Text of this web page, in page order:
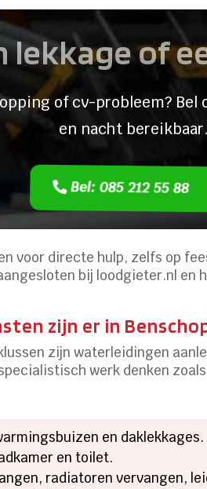
lekkage of
of cv-probleem? Bel
en nacht bereikbaar.
Bel: 085 212 55 88
voor directe hulp, zelfs op
bij loodgieter.nl en
zijn er in
zijn waterleidingen
werk denken
en daklekkages.
en toilet.
radiatoren vervangen,